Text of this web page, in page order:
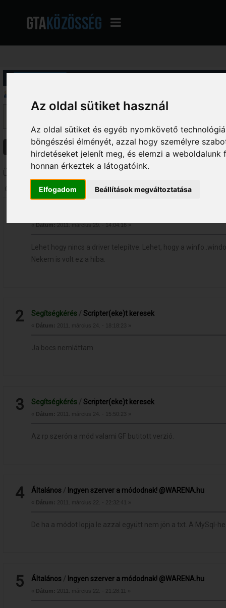
Az oldal sütiket használ
Az oldal sütiket és egyéb nyomkövető
böngészési élményét, azzal hogy személyre
hirdetéseket jelenít meg, és elemzi a
honnan érkeztek a látogatóink.
Elfogadom Beállítások megváltoztatása
Ez a szekció lehetővé teszi a felhasználó által írt összes hozzászólás
Üzenetek Témák Csatolmányok
Üzenetek - tja
Oldalak: [ 2 3 ...8
«Dátum:2011. március 29. - 14:04:16 »
Lehet hogy nincs a driver telepítve. Lehet, hogy a
Nekem is volt ez a hiba.
2 Segítségkérés /Scripter(eke)t keresek
« Dátum: 2011. március 24. - 18:18:23 »
Ja bocs nemláttam.
3 Segítségkérés /Scripter(eke)t keresek
« Dátum: 2011. március 24. - 15:50:23 »
Az rp szerón a mód valami GF butitott verzió.
4 Általános / Ingyen szerver a módodnak! @WARENA.hu
« Dátum: 2011. március 22. - 22:32:41 »
De ha a módot lopja le azzal együtt nem jön a txt. A MySql-
5 Általános / Ingyen szerver a módodnak! @WARENA.hu
« Dátum: 2011. március 22. - 21:28:11 »